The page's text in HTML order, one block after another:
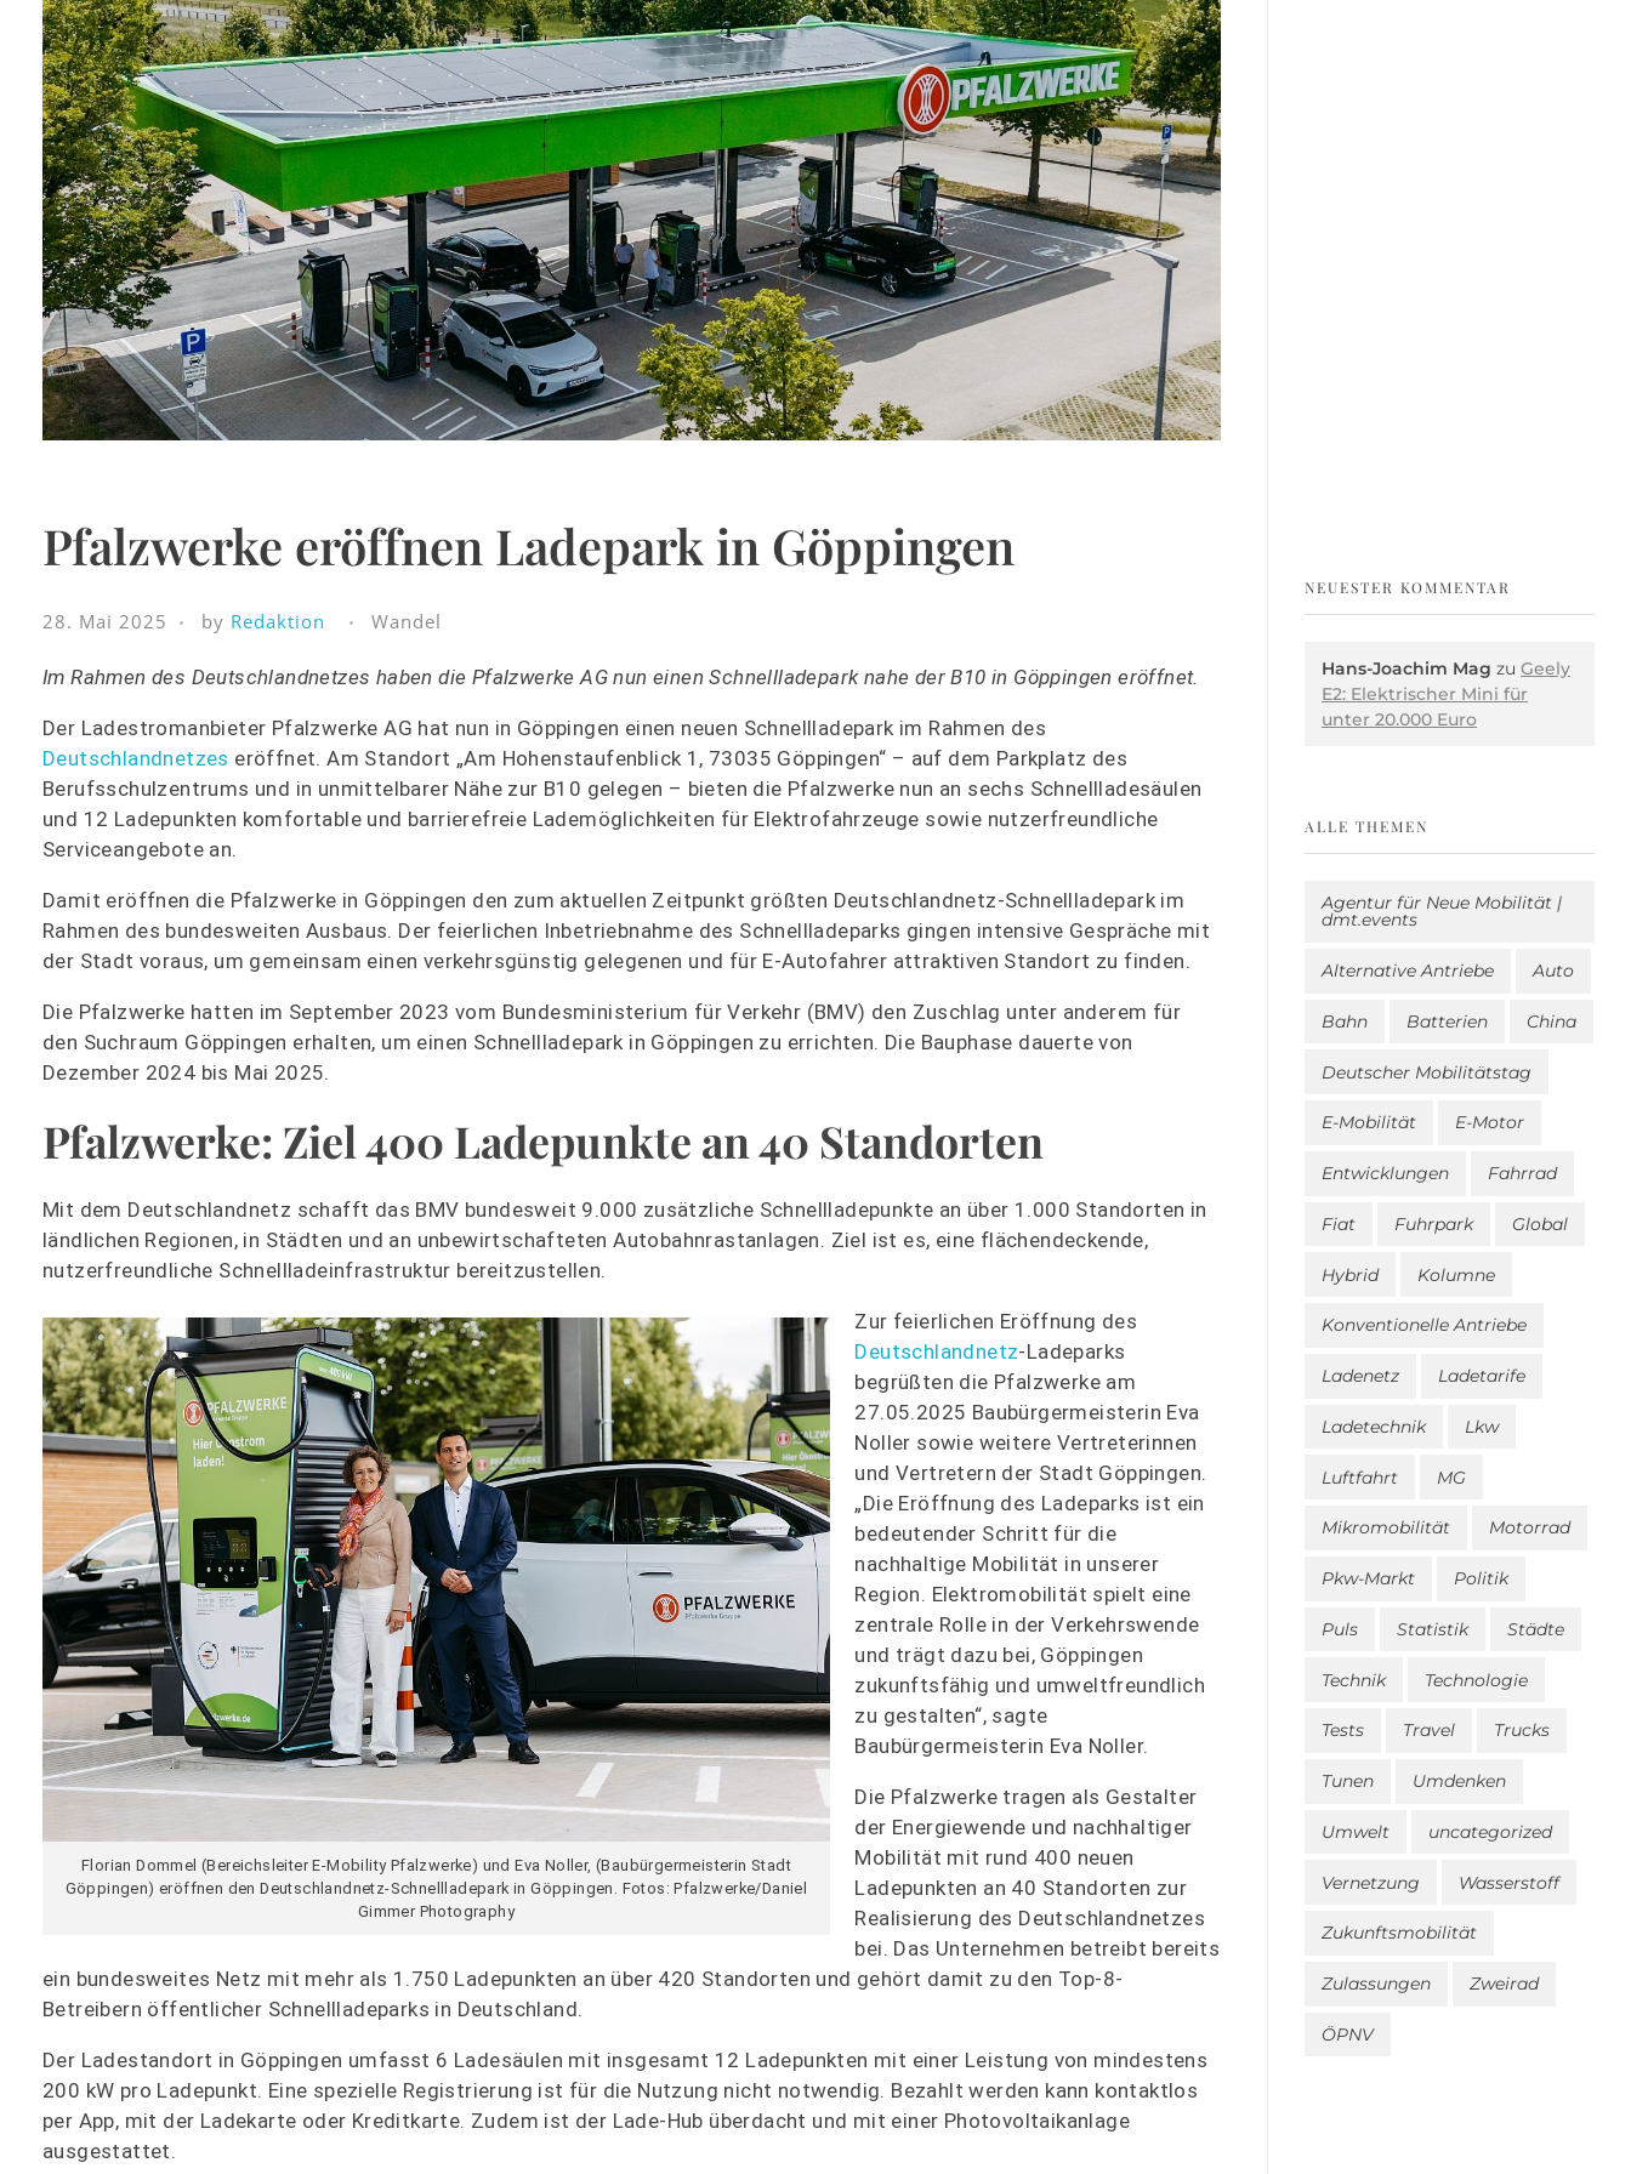
Pfalzwerke eröffnen Ladepark in Göppingen
28. Mai 2025 by Redaktion Wandel
Im Rahmen des Deutschlandnetzes haben die Pfalzwerke AG nun einen Schnellladepark nahe der B10 in Göppingen eröffnet.
Der Ladestromanbieter Pfalzwerke AG hat nun in Göppingen einen neuen Schnellladepark im Rahmen des
Deutschlandnetzes eröffnet. Am Standort „Am Hohenstaufenblick 1, 73035 Göppingen“ – auf dem Parkplatz des
Berufsschulzentrums und in unmittelbarer Nähe zur B10 gelegen – bieten die Pfalzwerke nun an sechs Schnellladesäulen
und 12 Ladepunkten komfortable und barrierefreie Lademöglichkeiten für Elektrofahrzeuge sowie nutzerfreundliche
Serviceangebote an.
Damit eröffnen die Pfalzwerke in Göppingen den zum aktuellen Zeitpunkt größten Deutschlandnetz-Schnellladepark im
Rahmen des bundesweiten Ausbaus. Der feierlichen Inbetriebnahme des Schnellladeparks gingen intensive Gespräche mit
der Stadt voraus, um gemeinsam einen verkehrsgünstig gelegenen und für E-Autofahrer attraktiven Standort zu finden.
Die Pfalzwerke hatten im September 2023 vom Bundesministerium für Verkehr (BMV) den Zuschlag unter anderem für
den Suchraum Göppingen erhalten, um einen Schnellladepark in Göppingen zu errichten. Die Bauphase dauerte von
Dezember 2024 bis Mai 2025.
Pfalzwerke: Ziel 400 Ladepunkte an 40 Standorten
Mit dem Deutschlandnetz schafft das BMV bundesweit 9.000 zusätzliche Schnellladepunkte an über 1.000 Standorten in
ländlichen Regionen, in Städten und an unbewirtschafteten Autobahnrastanlagen. Ziel ist es, eine flächendeckende,
nutzerfreundliche Schnellladeinfrastruktur bereitzustellen.
Florian Dommel (Bereichsleiter E-Mobility Pfalzwerke) und Eva Noller, (Baubürgermeisterin Stadt
Göppingen) eröffnen den Deutschlandnetz-Schnellladepark in Göppingen. Fotos: Pfalzwerke/Daniel
Gimmer Photography
Zur feierlichen Eröffnung des
Deutschlandnetz-Ladeparks
begrüßten die Pfalzwerke am
27.05.2025 Baubürgermeisterin Eva
Noller sowie weitere Vertreterinnen
und Vertretern der Stadt Göppingen.
„Die Eröffnung des Ladeparks ist ein
bedeutender Schritt für die
nachhaltige Mobilität in unserer
Region. Elektromobilität spielt eine
zentrale Rolle in der Verkehrswende
und trägt dazu bei, Göppingen
zukunftsfähig und umweltfreundlich
zu gestalten“, sagte
Baubürgermeisterin Eva Noller.
Die Pfalzwerke tragen als Gestalter
der Energiewende und nachhaltiger
Mobilität mit rund 400 neuen
Ladepunkten an 40 Standorten zur
Realisierung des Deutschlandnetzes
bei. Das Unternehmen betreibt bereits
ein bundesweites Netz mit mehr als 1.750 Ladepunkten an über 420 Standorten und gehört damit zu den Top-8-
Betreibern öffentlicher Schnellladeparks in Deutschland.
Der Ladestandort in Göppingen umfasst 6 Ladesäulen mit insgesamt 12 Ladepunkten mit einer Leistung von mindestens
200 kW pro Ladepunkt. Eine spezielle Registrierung ist für die Nutzung nicht notwendig. Bezahlt werden kann kontaktlos
per App, mit der Ladekarte oder Kreditkarte. Zudem ist der Lade-Hub überdacht und mit einer Photovoltaikanlage
ausgestattet.
NEUESTER KOMMENTAR
Hans-Joachim Mag zu Geely
E2: Elektrischer Mini für
unter 20.000 Euro
ALLE THEMEN
Agentur für Neue Mobilität |
dmt.events
Alternative Antriebe Auto
Bahn Batterien China
Deutscher Mobilitätstag
E-Mobilität E-Motor
Entwicklungen Fahrrad
Fiat Fuhrpark Global
Hybrid Kolumne
Konventionelle Antriebe
Ladenetz Ladetarife
Ladetechnik Lkw
Luftfahrt MG
Mikromobilität Motorrad
Pkw-Markt Politik
Puls Statistik Städte
Technik Technologie
Tests Travel Trucks
Tunen Umdenken
Umwelt uncategorized
Vernetzung Wasserstoff
Zukunftsmobilität
Zulassungen Zweirad
ÖPNV